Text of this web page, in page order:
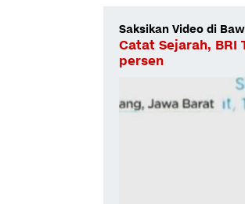
Saksikan Video di
Catat Sejarah, BRI
persen